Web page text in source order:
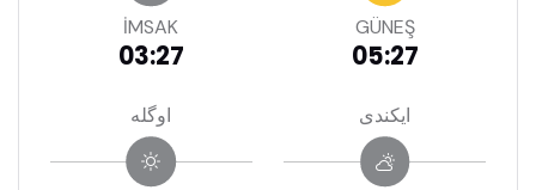
İMSAK
03:27
GÜNEŞ
05:27
اوگله ايكندى